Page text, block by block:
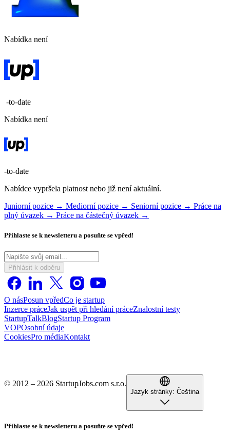
Nabídka není
-to-date
Nabídka není
-to-date
Nabídce vypršela platnost nebo již není aktuální.
Juniorní pozice → Mediorní pozice → Seniorní pozice → Práce na
plný úvazek → Práce na částečný úvazek →
Přihlaste se k newsletteru a posuňte se vpřed!
Přihlásit k odběru
O násPosun vpředCo je startup
Inzerce práceJak uspět při hledání práceZnalostní testy
StartupTalkBlogStartup Program
VOPOsobní údaje
CookiesPro médiaKontakt
© 2012 – 2026 StartupJobs.com s.r.o.
Jazyk stránky: Čeština
Přihlaste se k newsletteru a posuňte se vpřed!